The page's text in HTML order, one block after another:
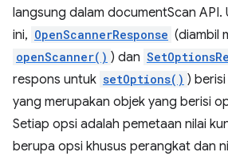
langsung dalam documentScan API.
ini, OpenScannerResponse (diambil
openScanner() ) dan
respons untuk setOptions() )
yang merupakan objek yang berisi
Setiap opsi adalah pemetaan nilai
berupa opsi khusus perangkat dan